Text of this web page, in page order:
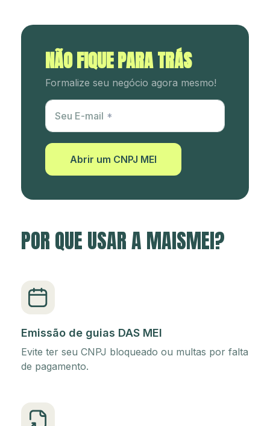
NÃO FIQUE PARA TRÁS
Formalize seu negócio agora mesmo!
Utm Content
Seu E-mail
Abrir um CNPJ MEI
POR QUE USAR A MAISMEI?
Emissão de guias DAS MEI
Evite ter seu CNPJ bloqueado ou multas por falta
de pagamento.